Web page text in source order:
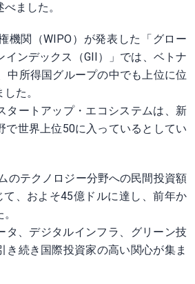
ました。
機関（WIPO）が発表した「グロー
インデックス（GII）」では、ベトナ
中所得国グループの中でも上位に位
た。
タートアップ・エコシステムは、新
で世界上位50に入っているとしてい
のテクノロジー分野への民間投資額
、およそ45億ドルに達し、前年か
タ、デジタルインフラ、グリーン技
き続き国際投資家の高い関心が集ま